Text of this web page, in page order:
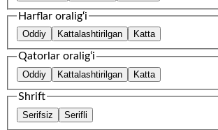
Harflar oralig‘i
Oddiy Kattalashtirilgan Katta
Qatorlar oralig‘i
Oddiy Kattalashtirilgan Katta
Shrift
Serifsiz Serifli